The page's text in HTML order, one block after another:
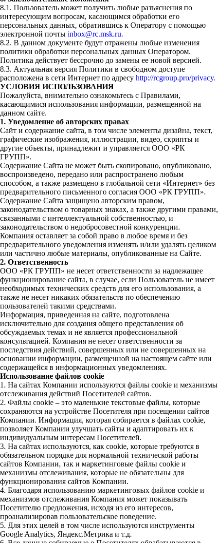
8.1. Пользователь может получить любые разъяснения по
интересующим вопросам, касающимся обработки его
персональных данных, обратившись к Оператору с помощью
электронной почты inbox@rc.msk.ru.
8.2. В данном документе будут отражены любые изменения
политики обработки персональных данных Оператором.
Политика действует бессрочно до замены ее новой версией.
8.3. Актуальная версия Политики в свободном доступе
расположена в сети Интернет по адресу http://rcgroup.pro/privacy.
УСЛОВИЯ ИСПОЛЬЗОВАНИЯ
Пожалуйста, внимательно ознакомьтесь с Правилами,
касающимися использования информации, размещенной на
данном сайте.
1. Уведомление об авторских правах
Сайт и содержание сайта, в том числе элементы дизайна, текст,
графические изображения, иллюстрации, видео, скрипты и
другие объекты, принадлежит и управляется ООО «РК
ГРУПП».
Содержание Сайта не может быть скопировано, опубликовано,
воспроизведено, передано или распространено любым
способом, а также размещено в глобальной сети «Интернет» без
предварительного письменного согласия ООО «РК ГРУПП».
Содержание Сайта защищено авторским правом,
законодательством о товарных знаках, а также другими правами,
связанными с интеллектуальной собственностью, и
законодательством о недобросовестной конкуренции.
Компания оставляет за собой право в любое время и без
предварительного уведомления изменять и/или удалять целиком
или частично любые материалы, опубликованные на Сайте.
2. Ответственность
ООО «РК ГРУПП» не несет ответственности за надлежащее
функционирование сайта, в случае, если Пользователь не имеет
необходимых технических средств для его использования, а
также не несет никаких обязательств по обеспечению
пользователей такими средствами.
Информация, приведенная на сайте, подготовлена
исключительно для создания общего представления об
обсуждаемых темах и не является профессиональной
консультацией. Компания не несет ответственности за
последствия действий, совершенных или не совершенных на
основании информации, размещенной на настоящем сайте или
содержащейся в информационных уведомлениях.
Использование файлов cookie
1. На сайтах Компании используются файлы cookie и механизмы
отслеживания действий Посетителей сайтов.
2. Файлы cookie – это маленькие текстовые файлы, которые
сохраняются на устройстве Посетителя при посещении сайтов
Компании. Информация, которая собирается в файлах cookie,
позволяет Компании улучшать сайты и адаптировать их к
индивидуальным интересам Посетителей.
3. На сайтах используются, как cookie, которые требуются в
обязательном порядке для нормальной технической работы
сайтов Компании, так и маркетинговые файлы cookie и
механизмы отслеживания, которые не обязательны для
функционирования сайтов Компании.
4. Благодаря использованию маркетинговых файлов cookie и
механизмов отслеживания Компания может показывать
Посетителю предложения, исходя из его интересов,
проанализировав пользовательское поведение.
5. Для этих целей в том числе используются инструменты
Google Analytics, Яндекс.Метрика и т.д.